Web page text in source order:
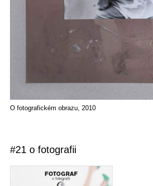
O fotografickém obrazu, 2010
#21 o fotografii